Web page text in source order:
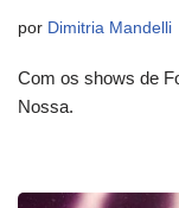
por Dimitria Mandelli
Com os shows de
Nossa.